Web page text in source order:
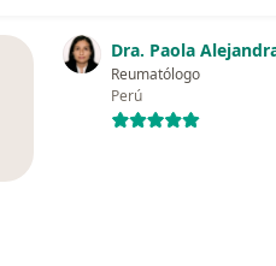
Dra. Paola
Reumatólogo
Perú